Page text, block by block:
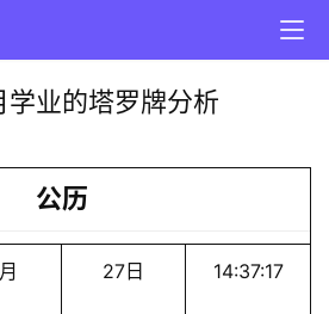
学业的塔罗牌分析
公历
27日 14:37:17